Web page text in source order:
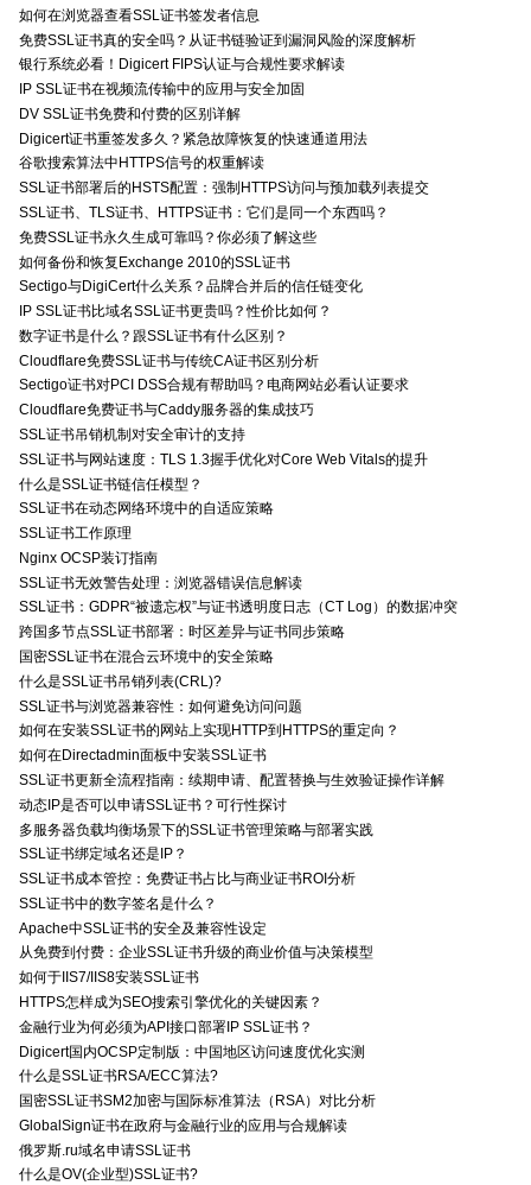
如何在浏览器查看SSL证书签发者信息
免费SSL证书真的安全吗？从证书链验证到漏洞风险的深度解析
银行系统必看！Digicert FIPS认证与合规性要求解读
IP SSL证书在视频流传输中的应用与安全加固
DV SSL证书免费和付费的区别详解
Digicert证书重签发多久？紧急故障恢复的快速通道用法
谷歌搜索算法中HTTPS信号的权重解读
SSL证书部署后的HSTS配置：强制HTTPS访问与预加载列表提交
SSL证书、TLS证书、HTTPS证书：它们是同一个东西吗？
免费SSL证书永久生成可靠吗？你必须了解这些
如何备份和恢复Exchange 2010的SSL证书
Sectigo与DigiCert什么关系？品牌合并后的信任链变化
IP SSL证书比域名SSL证书更贵吗？性价比如何？
数字证书是什么？跟SSL证书有什么区别？
Cloudflare免费SSL证书与传统CA证书区别分析
Sectigo证书对PCI DSS合规有帮助吗？电商网站必看认证要求
Cloudflare免费证书与Caddy服务器的集成技巧
SSL证书吊销机制对安全审计的支持
SSL证书与网站速度：TLS 1.3握手优化对Core Web Vitals的提升
什么是SSL证书链信任模型？
SSL证书在动态网络环境中的自适应策略
SSL证书工作原理
Nginx OCSP装订指南
SSL证书无效警告处理：浏览器错误信息解读
SSL证书：GDPR“被遗忘权”与证书透明度日志（CT Log）的数据冲突
跨国多节点SSL证书部署：时区差异与证书同步策略
国密SSL证书在混合云环境中的安全策略
什么是SSL证书吊销列表(CRL)?
SSL证书与浏览器兼容性：如何避免访问问题
如何在安装SSL证书的网站上实现HTTP到HTTPS的重定向？
如何在Directadmin面板中安装SSL证书
SSL证书更新全流程指南：续期申请、配置替换与生效验证操作详解
动态IP是否可以申请SSL证书？可行性探讨
多服务器负载均衡场景下的SSL证书管理策略与部署实践
SSL证书绑定域名还是IP？
SSL证书成本管控：免费证书占比与商业证书ROI分析
SSL证书中的数字签名是什么？
Apache中SSL证书的安全及兼容性设定
从免费到付费：企业SSL证书升级的商业价值与决策模型
如何于IIS7/IIS8安装SSL证书
HTTPS怎样成为SEO搜索引擎优化的关键因素？
金融行业为何必须为API接口部署IP SSL证书？
Digicert国内OCSP定制版：中国地区访问速度优化实测
什么是SSL证书RSA/ECC算法?
国密SSL证书SM2加密与国际标准算法（RSA）对比分析
GlobalSign证书在政府与金融行业的应用与合规解读
俄罗斯.ru域名申请SSL证书
什么是OV(企业型)SSL证书?